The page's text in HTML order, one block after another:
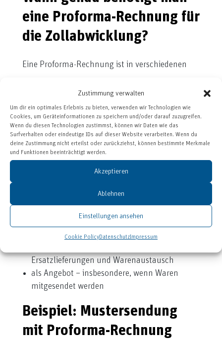
Zustimmung verwalten
Um dir ein optimales Erlebnis zu bieten, verwenden wir Technologien wie
Cookies, um Geräteinformationen zu speichern und/oder darauf zuzugreifen.
Wenn du diesen Technologien zustimmst, können wir Daten wie das
Surfverhalten oder eindeutige IDs auf dieser Website verarbeiten. Wenn du
deine Zustimmung nicht erteilst oder zurückziehst, können bestimmte Merkmale
und Funktionen beeinträchtigt werden.
Akzeptieren
Ablehnen
Einstellungen ansehen
Cookie PolicyDatenschutzImpressum
eine Proforma-Rechnung für
die Zollabwicklung?
Eine Proforma-Rechnung ist in verschiedenen
mit einer besonderen Form der
verbunden. Häufige Fälle, in der pro forma eine
Rechnung ausgestellt werden muss, sind:
beim Versand von Mustersendungen,
Geschenken und Spenden
wurde (spätere Handelsrechnung dann als
für die vorübergehende Verwendung von
Waren im Ausland
Ersatzlieferungen und Warenaustausch
als Angebot – insbesondere, wenn Waren
mitgesendet werden
Beispiel: Mustersendung
mit Proforma-Rechnung